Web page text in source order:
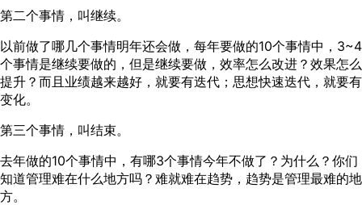
第二个事情，叫继续。
以前做了哪几个事情明年还会做，每年要做的10个事情中，3~4
个事情是继续要做的，但是继续要做，效率怎么改进？效果怎么
提升？而且业绩越来越好，就要有迭代；思想快速迭代，就要有
变化。
第三个事情，叫结束。
去年做的10个事情中，有哪3个事情今年不做了？为什么？你们
知道管理难在什么地方吗？难就难在趋势，趋势是管理最难的地
方。